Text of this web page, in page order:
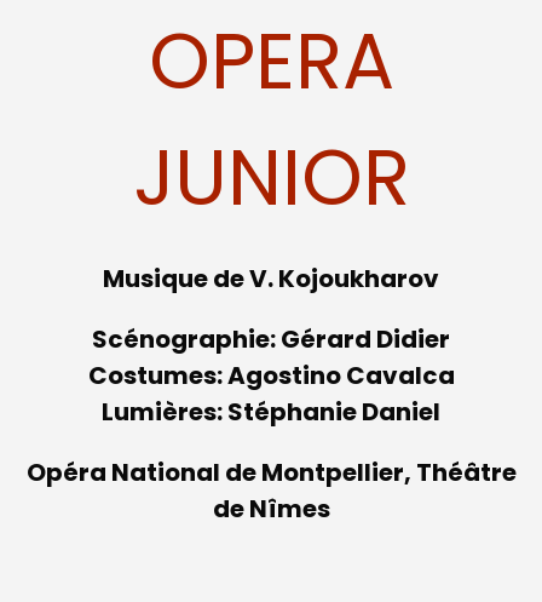
OPERA
JUNIOR
Musique de V. Kojoukharov
Scénographie: Gérard Didier
Costumes: Agostino Cavalca
Lumières: Stéphanie Daniel
Opéra National de Montpellier, Théâtre
de Nîmes